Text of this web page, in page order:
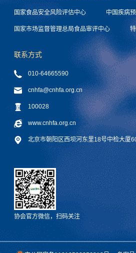
国家食品安全风险评估中心 中国疾病
国家市场监督管理总局食品审评中心
联系方式
010-64665590
cnhfa@cnhfa.org.cn
100028
www.cnhfa.org.cn
北京市朝阳区西坝河东里18号中检大厦
协会官方微信，扫码关注